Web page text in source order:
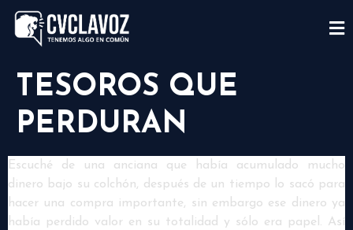
TESOROS QUE
PERDURAN
Escuché de una anciana que había acumulado mucho
dinero bajo su colchón, después de un tiempo lo sacó para
hacer una compra importante, sin embargo ese dinero ya
había perdido valor en su totalidad y sólo era papel. Así